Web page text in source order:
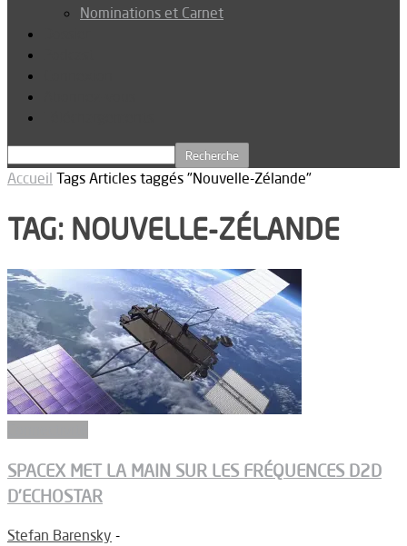
Nominations et Carnet
Accueil Tags Articles taggés "Nouvelle-Zélande"
TAG: NOUVELLE-ZÉLANDE
SPACEX MET LA MAIN SUR LES FRÉQUENCES D2D
D’ECHOSTAR
Stefan Barensky -